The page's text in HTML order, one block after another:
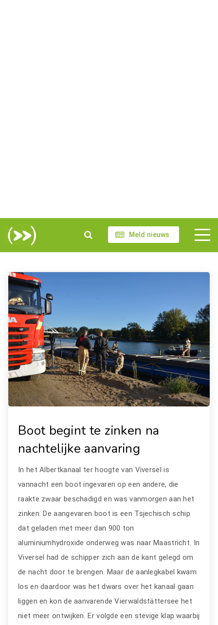
Meld nieuws
Boot begint te zinken na
nachtelijke aanvaring
In het Albertkanaal ter hoogte van Viversel is
vannacht een boot ingevaren op een andere, die
raakte zwaar beschadigd en was vanmorgen aan het
zinken. De aangevaren boot is een Tsjechisch schip
dat geladen met meer dan 900 ton
aluminiumhydroxide onderweg was naar Maastricht. In
Viversel had de schipper zich aan de kant gelegd om
de nacht door te brengen. Maar de aanlegkabel kwam
los en daardoor was het dwars over het kanaal gaan
liggen en kon de aanvarende Vierwaldstättersee het
niet meer ontwijken. Er volgde een stevige klap waarbij